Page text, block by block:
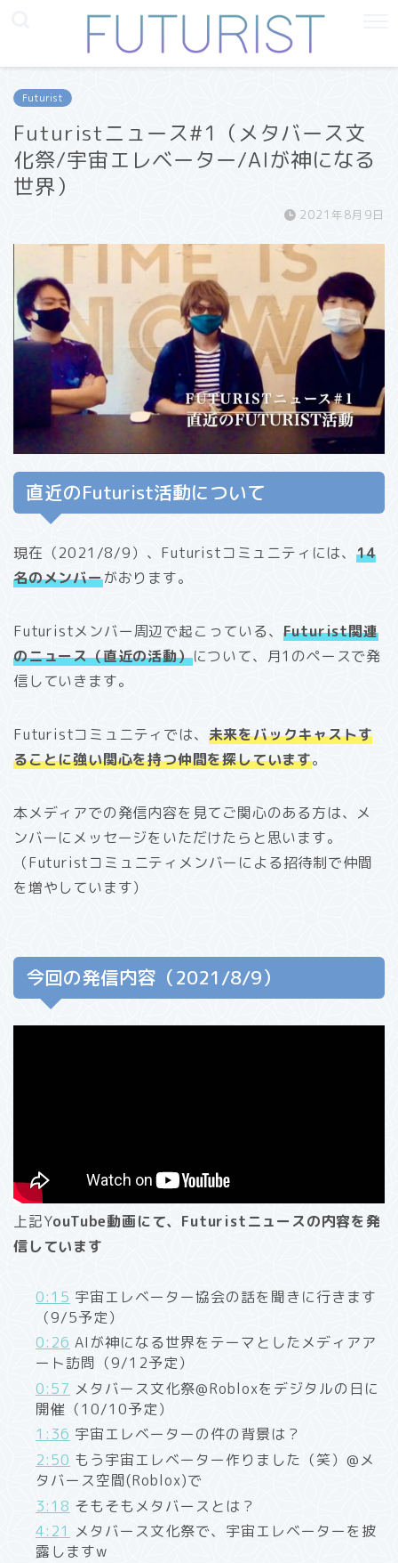
Futurist
Futuristニュース#1（メタバース文
化祭/宇宙エレベーター/AIが神になる
世界）
2021年8月9日
直近のFuturist活動について
現在（2021/8/9）、Futuristコミュニティには、 14
名のメンバーがおります。
Futuristメンバー周辺で起こっている、 Futurist関連
のニュース（直近の活動）について、月1のペースで発
信していきます。
Futuristコミュニティでは、 未来をバックキャストす
ることに強い関心を持つ仲間を探しています。
本メディアでの発信内容を見てご関心のある方は、メ
ンバーにメッセージをいただけたらと思います。
（Futuristコミュニティメンバーによる招待制で仲間
を増やしています）
今回の発信内容（2021/8/9）
上記YouTube動画にて、Futuristニュースの内容を発
信しています
0:15 宇宙エレベーター協会の話を聞きに行きます
（9/5予定）
0:26 AIが神になる世界をテーマとしたメディアア
ート訪問（9/12予定）
0:57 メタバース文化祭@Robloxをデジタルの日に
開催（10/10予定）
1:36 宇宙エレベーターの件の背景は？
2:50 もう宇宙エレベーター作りました（笑）@メ
タバース空間(Roblox)で
3:18 そもそもメタバースとは？
4:21 メタバース文化祭で、宇宙エレベーターを披
露しますw